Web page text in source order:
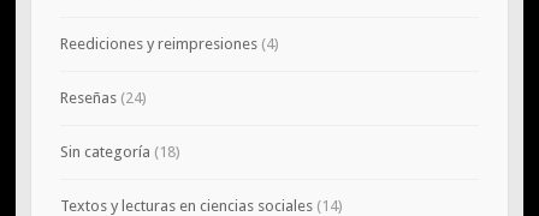
Reediciones y reimpresiones(4)
Reseñas(24)
Sin categoría (18)
Textos y lecturas en ciencias sociales(14)